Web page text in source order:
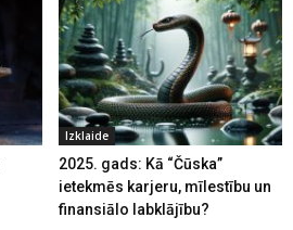
Izklaide
2025. gads: Kā “Čūska”
ietekmēs karjeru, mīlestību un
finansiālo labklājību?